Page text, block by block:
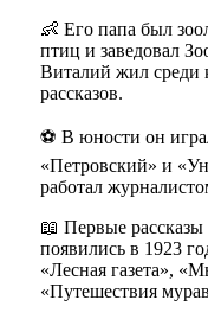
👶 Его папа был
птиц и заведовал
Виталий жил среди
рассказов.
⚽ В юности он
«Петровский» и
работал
📖 Первые
появились в 1923
«Лесная газета»,
«Путешествия